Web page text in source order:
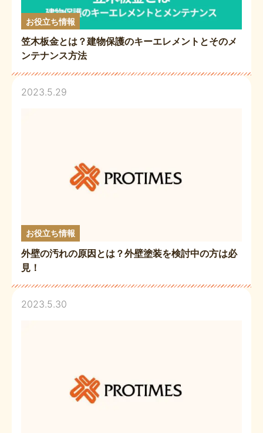
お役立ち情報
笠木板金とは？建物保護のキーエレメントとそのメ
ンテナンス方法
2023.5.29
お役立ち情報
外壁の汚れの原因とは？外壁塗装を検討中の方は必
見！
2023.5.30